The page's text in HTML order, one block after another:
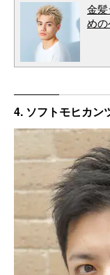
金
め
4. ソフトモヒカン